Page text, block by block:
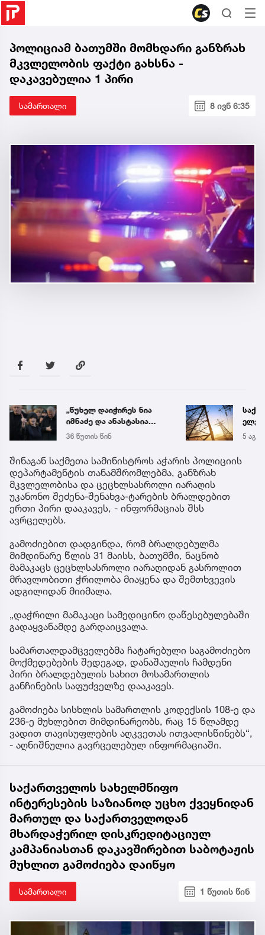
პოლიციამ ბათუმში მომხდარი განზრახ
მკვლელობის ფაქტი გახსნა -
დაკავებულია 1 პირი
სამართალი 8 ივნ 6:35
საქართველოს
ელექტროსისტემა
სპეციალურ განცხადებას
ავრცელებს
5 აგვ 17:51
გიგა
ნანა
53
შინაგან საქმეთა სამინისტროს აჭარის პოლიციის
დეპარტამენტის თანამშრომლებმა, განზრახ
მკვლელობისა და ცეცხლსასროლი იარაღის
უკანონო შეძენა-შენახვა-ტარების ბრალდებით
ერთი პირი დააკავეს, - ინფორმაციას შსს
ავრცელებს.
გამოძიებით დადგინდა, რომ ბრალდებულმა
მიმდინარე წლის 31 მაისს, ბათუმში, ნაცნობ
მამაკაცს ცეცხლსასროლი იარაღიდან გასროლით
მრავლობითი ჭრილობა მიაყენა და შემთხვევის
ადგილიდან მიიმალა.
„დაჭრილი მამაკაცი სამედიცინო დაწესებულებაში
გადაყვანამდე გარდაიცვალა.
სამართალდამცველებმა ჩატარებული საგამოძიებო
მოქმედებების შედეგად, დანაშაულის ჩამდენი
პირი ბრალდებულის სახით მოსამართლის
განჩინების საფუძველზე დააკავეს.
გამოძიება სისხლის სამართლის კოდექსის 108-ე და
236-ე მუხლებით მიმდინარეობს, რაც 15 წლამდე
ვადით თავისუფლების აღკვეთას ითვალისწინებს“,
- აღნიშნულია გავრცელებულ ინფორმაციაში.
საქართველოს სახელმწიფო
ინტერესების საზიანოდ უცხო ქვეყნიდან
მართულ და საქართველოდან
მხარდაჭერილ დისკრედიტაციულ
კამპანიასთან დაკავშირებით საბოტაჟის
მუხლით გამოძიება დაიწყო
სამართალი 1 წუთის წინ